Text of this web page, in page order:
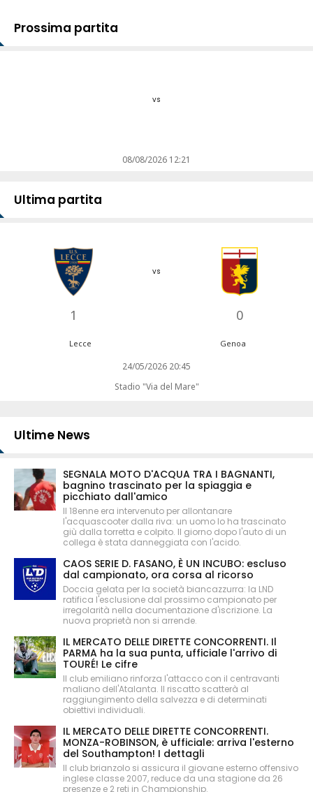
Prossima partita
vs
08/08/2026 12:21
Ultima partita
1
vs
0
Lecce Genoa
24/05/2026 20:45
Stadio "Via del Mare"
Ultime News
SEGNALA MOTO D'ACQUA TRA I BAGNANTI,
bagnino trascinato per la spiaggia e
picchiato dall'amico
Il 18enne era intervenuto per allontanare
l'acquascooter dalla riva: un uomo lo ha trascinato
giù dalla torretta e colpito. Il giorno dopo l'auto di un
collega è stata danneggiata con l'acido.
CAOS SERIE D. FASANO, È UN INCUBO: escluso
dal campionato, ora corsa al ricorso
Doccia gelata per la società biancazzurra: la LND
ratifica l'esclusione dal prossimo campionato per
irregolarità nella documentazione d'iscrizione. La
nuova proprietà non si arrende.
IL MERCATO DELLE DIRETTE CONCORRENTI. Il
PARMA ha la sua punta, ufficiale l'arrivo di
TOURÉ! Le cifre
Il club emiliano rinforza l'attacco con il centravanti
maliano dell'Atalanta. Il riscatto scatterà al
raggiungimento della salvezza e di determinati
obiettivi individuali.
IL MERCATO DELLE DIRETTE CONCORRENTI.
MONZA-ROBINSON, è ufficiale: arriva l'esterno
del Southampton! I dettagli
Il club brianzolo si assicura il giovane esterno offensivo
inglese classe 2007, reduce da una stagione da 26
presenze e 2 reti in Championship.